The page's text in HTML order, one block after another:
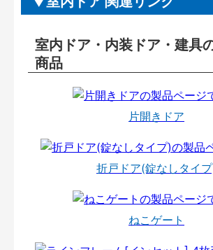
室内ドア・内装ドア・建具
商品
片開きドア
折戸ドア(錠なしタイ
ねこゲート